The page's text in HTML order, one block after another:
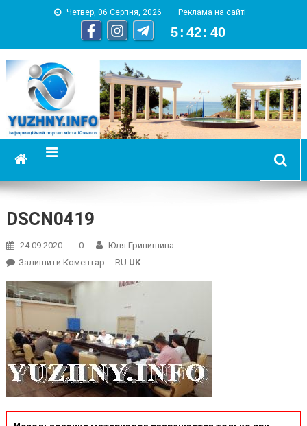
Четвер, 06 Серпня, 2026 Реклама на сайті
5 : 42 : 41
YUZHNY.INFO
информационный портал города Южный
DSCN0419
24.09.2020 0
Юля Гринишина
Залишити КоментарOn RU UK